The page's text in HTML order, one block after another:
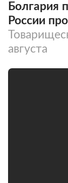
Болгария
России
августа